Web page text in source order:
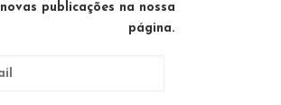
novas publicações na nossa
página.